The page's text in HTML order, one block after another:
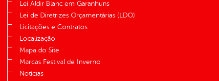
Lei Aldir Blanc em Garanhuns
Lei de Diretrizes Orçamentárias (LDO)
Licitações e Contratos
Localização
Mapa do Site
Marcas Festival de Inverno
Notícias